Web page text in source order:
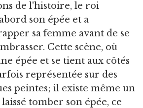
de l'histoire, le roi
son épée et a
sa femme avant de se
Cette scène, où
épée et se tient aux côtés
représentée sur des
peintes; il existe même un
tomber son épée, ce